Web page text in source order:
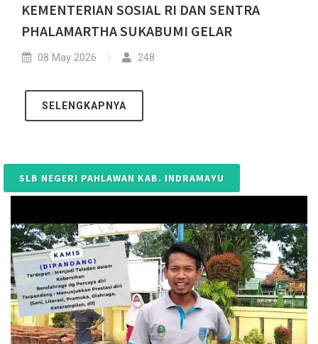
KEMENTERIAN SOSIAL RI DAN SENTRA
PHALAMARTHA SUKABUMI GELAR
08 May 2026 248
SELENGKAPNYA
SLB NEGERI PAHLAWAN KAB. INDRAMAYU